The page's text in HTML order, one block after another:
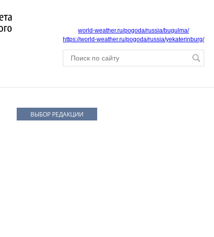
world-weather.ru/pogoda/russia/bugulma/
https://world-weather.ru/pogoda/russia/yekaterinburg/
ВЫБОР РЕДАКЦИИ